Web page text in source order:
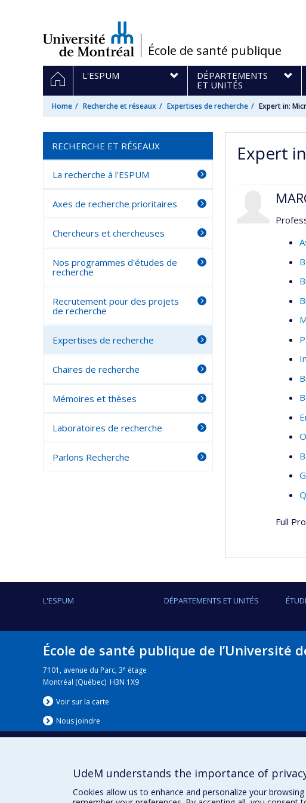
/École de santé publique
Navigation
principale
HOMEL'ESPUM
DÉPARTEMENTS
ET UNITÉS
Home Recherche et réseaux Expertises de recherche Expert in:
Expert
Full
RECHERCHE ET RÉSEAUX
La recherche à l'ESPUM
Axes de recherche prioritaires
Chercheurs et chercheuses
Nos programmes d'études de
recherche
Recrutement pour des projets
de recherche
Expertises de recherche
Chaires de recherche
Mémoires et thèses
Laboratoires de recherche
Parlons Recherche
L'ESPUM DÉPARTEMENTS ET UNITÉS
École de santé publique de l’Université
7101, avenue du Parc, 3e étage
Montréal (Québec) H3N 1X9
Voir sur la carte
Nous joindre
Nouvelles|Événement
UdeM understands the importance of
Cookies allow us to enhance and personalize your